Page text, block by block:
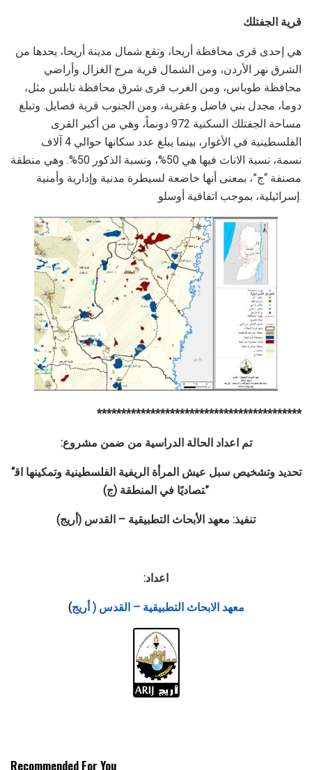
قرية الجفتلك
هي إحدى قرى محافظة أريحا، وتقع شمال مدينة أريحا، يحدها من
الشرق نهر الأردن، ومن الشمال قرية مرج الغزال وأراضي
محافظة طوباس، ومن الغرب قرى شرق محافظة نابلس مثل،
دوما، مجدل بني فاضل وعقربة، ومن الجنوب قرية فصايل. وتبلغ
مساحة الجفتلك السكنية 972 دونماً، وهي من أكبر القرى
الفلسطينية في الأغوار، بينما يبلغ عدد سكانها حوالي 4 آلاف
نسمة، نسبة الاناث فيها هي 50%، ونسبة الذكور 50%. وهي منطقة
مصنفة “ج”، بمعنى أنها خاضعة لسيطرة مدنية وإدارية وأمنية
إسرائيلية، بموجب اتفاقية أوسلو.
******************************************
:تم اعداد الحالة الدراسية من ضمن مشروع
“تحديد وتشخيص سبل عيش المرأة الريفية الفلسطينية وتمكينها اق
تصاديًا في المنطقة (ج )”
تنفيذ: معهد الأبحاث التطبيقية – القدس (أريج)
اعداد:
معهد الابحاث التطبيقية – القدس ( أريج)
Recommended For You